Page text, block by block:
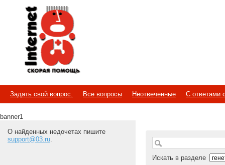
Internet
Скорая помощь
Задать свой вопрос. Все вопросы Неотвеченные С ответами
banner1
О найденных недочетах пишите
support@03.ru.
Искать в разделе